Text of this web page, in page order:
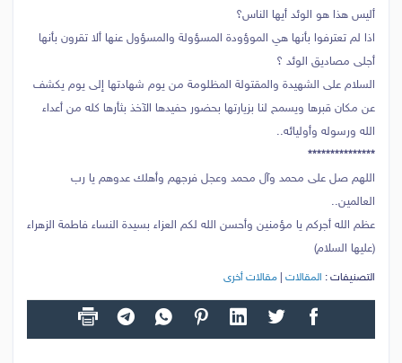
أليس هذا هو الوئد أيها الناس؟
اذا لم تعترفوا بأنها هي الموؤودة المسؤولة والمسؤول عنها ألا تقرون بأنها
أجلى مصاديق الوئد ؟
السلام على الشهيدة والمقتولة المظلومة من يوم شهادتها إلى يوم يكشف
عن مكان قبرها ويسمح لنا بزيارتها بحضور حفيدها الآخذ بثأرها كله من أعداء
الله ورسوله وأوليائه..
***************
اللهم صل على محمد وآل محمد وعجل فرجهم وأهلك عدوهم يا رب
العالمين..
عظم الله أجركم يا مؤمنين وأحسن الله لكم العزاء بسيدة النساء فاطمة الزهراء
(عليها السلام)
التصنيفات : المقالات مقالات أخرى